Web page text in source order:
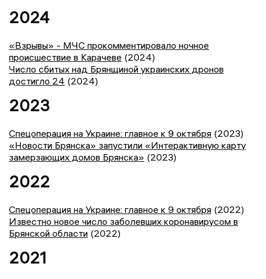
2024
«Взрывы» - МЧС прокомментировало ночное
происшествие в Карачеве (2024)
Число сбитых над Брянщиной украинских дронов
достигло 24 (2024)
2023
Спецоперация на Украине: главное к 9 октября (2023)
«Новости Брянска» запустили «Интерактивную карту
замерзающих домов Брянска» (2023)
2022
Спецоперация на Украине: главное к 9 октября (2022)
Известно новое число заболевших коронавирусом в
Брянской области (2022)
2021